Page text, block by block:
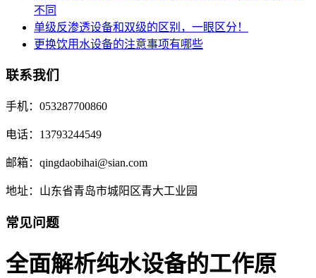
不同
单级反渗透设备和双级的区别，一眼区分！
更换饮用水设备的注意事项有哪些
联系我们
手机：053287700860
电话：13793244549
邮箱：qingdaobihai@sian.com
地址：山东省青岛市城阳区青大工业园
常见问题
全面解析纯水设备的工作原